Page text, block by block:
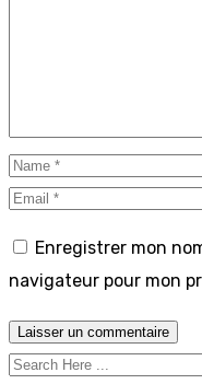
Enregistrer mon
navigateur pour mon